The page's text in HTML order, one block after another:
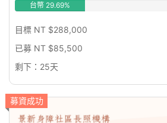
台幣 29.69%
目標 NT $288,000
已募 NT $85,500
剩下：25天
募資成功